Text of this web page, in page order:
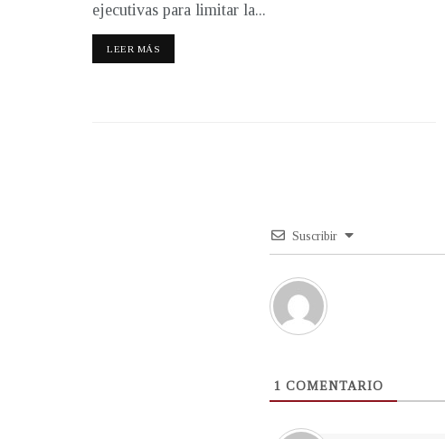
ejecutivas para limitar la...
LEER MÁS
Suscribir
1 COMENTARIO